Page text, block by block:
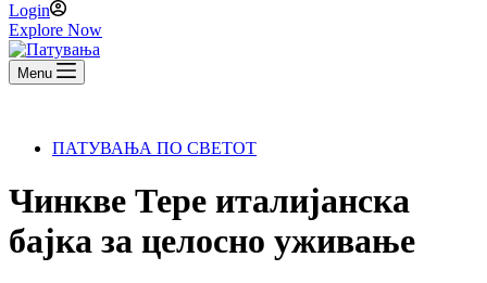
Login
Explore Now
Menu
ПАТУВАЊА ПО СВЕТОТ
Чинкве Тере италијанска
бајка за целосно уживање